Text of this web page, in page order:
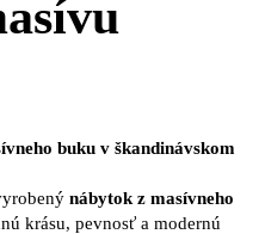
buku v škandinávskom
nábytok z masívneho
krásu, pevnosť a modernú